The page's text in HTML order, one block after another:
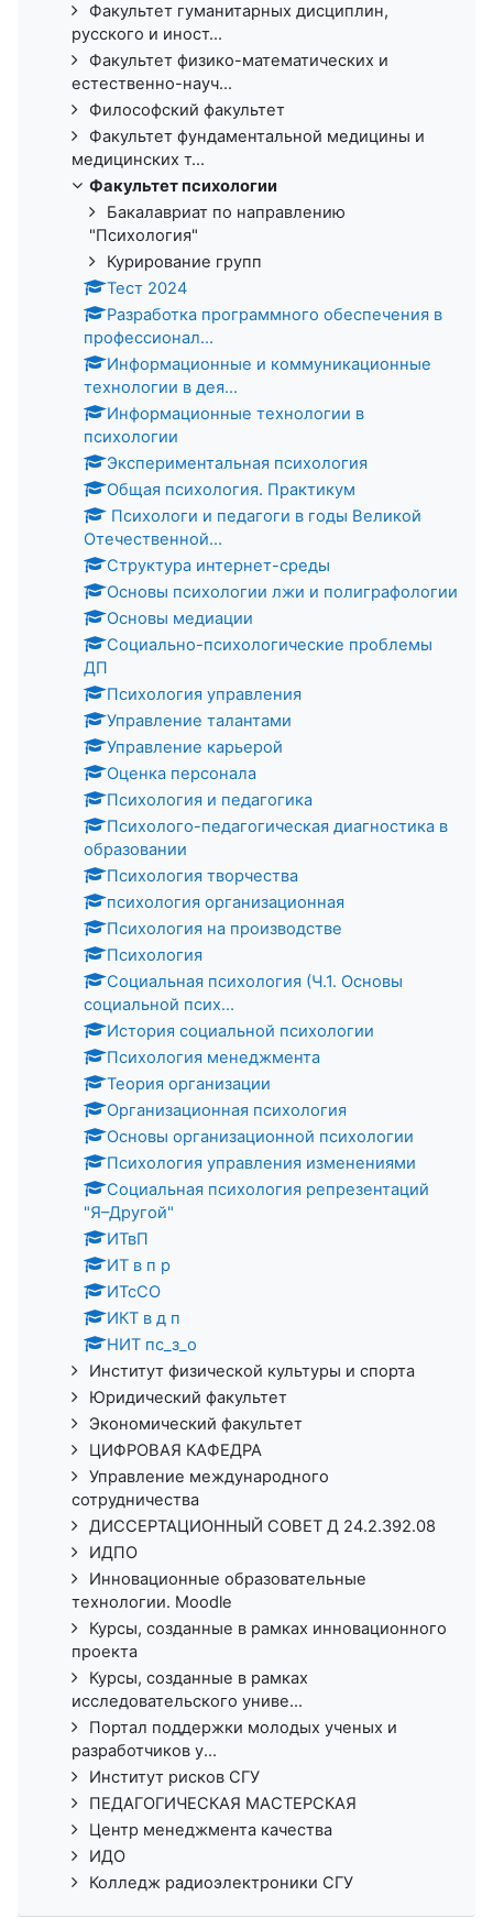
Факультет гуманитарных дисциплин,
русского и иност...
Факультет физико-математических и
естественно-науч...
Философский факультет
Факультет фундаментальной медицины и
медицинских т...
Факультет психологии
Бакалавриат по направлению
"Психология"
Курирование групп
Тест 2024
Разработка программного обеспечения в
профессионал...
Информационные и коммуникационные
технологии в дея...
Информационные технологии в
психологии
Экспериментальная психология
Общая психология. Практикум
Психологи и педагоги в годы Великой
Отечественной...
Структура интернет-среды
Основы психологии лжи и полиграфологии
Основы медиации
Социально-психологические проблемы
ДП
Психология управления
Управление талантами
Управление карьерой
Оценка персонала
Психология и педагогика
Психолого-педагогическая диагностика в
образовании
Психология творчества
психология организационная
Психология на производстве
Психология
Социальная психология (Ч.1. Основы
социальной псих...
История социальной психологии
Психология менеджмента
Теория организации
Организационная психология
Основы организационной психологии
Психология управления изменениями
Социальная психология репрезентаций
"Я–Другой"
ИТвП
ИТ в п р
ИТсСО
ИКТ в д п
НИТ пс_з_о
Институт физической культуры и спорта
Юридический факультет
Экономический факультет
ЦИФРОВАЯ КАФЕДРА
Управление международного
сотрудничества
ДИССЕРТАЦИОННЫЙ СОВЕТ Д 24.2.392.08
ИДПО
Инновационные образовательные
технологии. Moodle
Курсы, созданные в рамках инновационного
проекта
Курсы, созданные в рамках
исследовательского униве...
Портал поддержки молодых ученых и
разработчиков у...
Институт рисков СГУ
ПЕДАГОГИЧЕСКАЯ МАСТЕРСКАЯ
Центр менеджмента качества
ИДО
Колледж радиоэлектроники СГУ